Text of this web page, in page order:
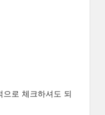
로 체크하셔도 되